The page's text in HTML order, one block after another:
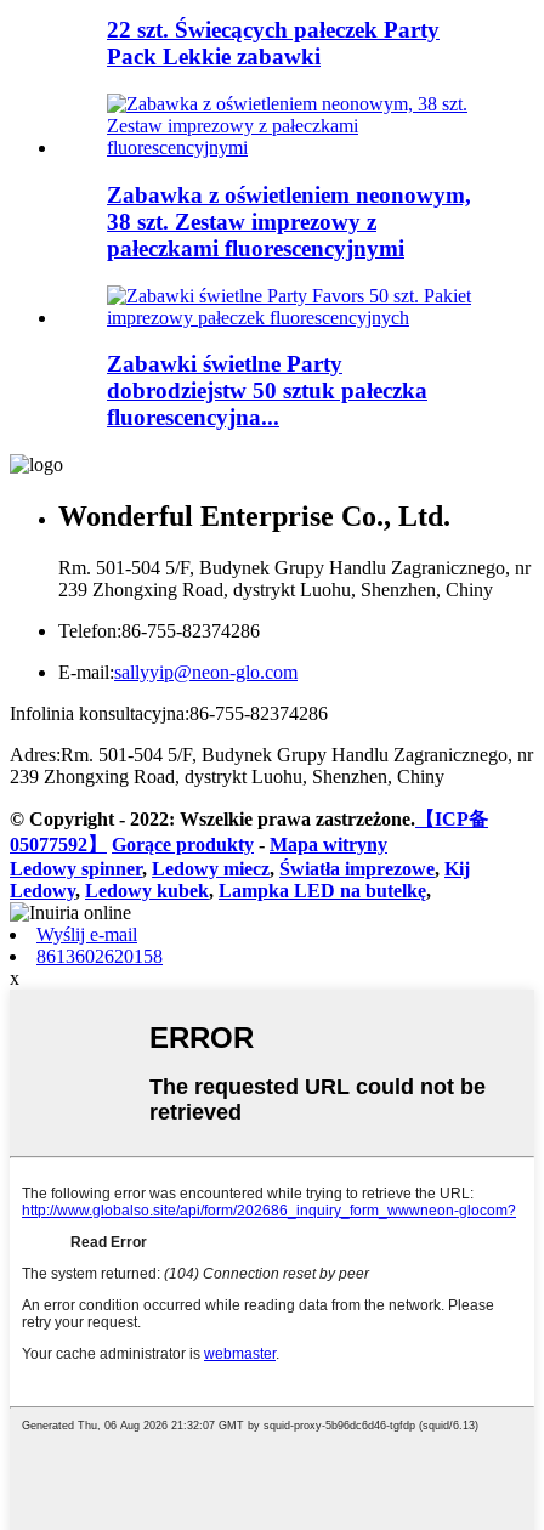
22 szt. Świecących pałeczek Party
Pack Lekkie zabawki
Zabawka z oświetleniem neonowym,
38 szt. Zestaw imprezowy z
pałeczkami fluorescencyjnymi
Zabawki świetlne Party
dobrodziejstw 50 sztuk pałeczka
fluorescencyjna...
Wonderful Enterprise Co., Ltd.
Rm. 501-504 5/F, Budynek Grupy Handlu Zagranicznego, nr
239 Zhongxing Road, dystrykt Luohu, Shenzhen, Chiny
Telefon:86-755-82374286
E-mail:sallyyip@neon-glo.com
Infolinia konsultacyjna:86-755-82374286
Adres:Rm. 501-504 5/F, Budynek Grupy Handlu Zagranicznego, nr
239 Zhongxing Road, dystrykt Luohu, Shenzhen, Chiny
© Copyright - 2022: Wszelkie prawa zastrzeżone. 【ICP备
05077592】
Gorące produkty - Mapa witryny
Ledowy spinner, Ledowy miecz, Światła imprezowe, Kij
Ledowy, Ledowy kubek, Lampka LED na butelkę,
Wyślij e-mail
8613602620158
x